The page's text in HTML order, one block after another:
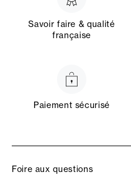
Savoir faire & qualité
française
Paiement sécurisé
Foire aux questions